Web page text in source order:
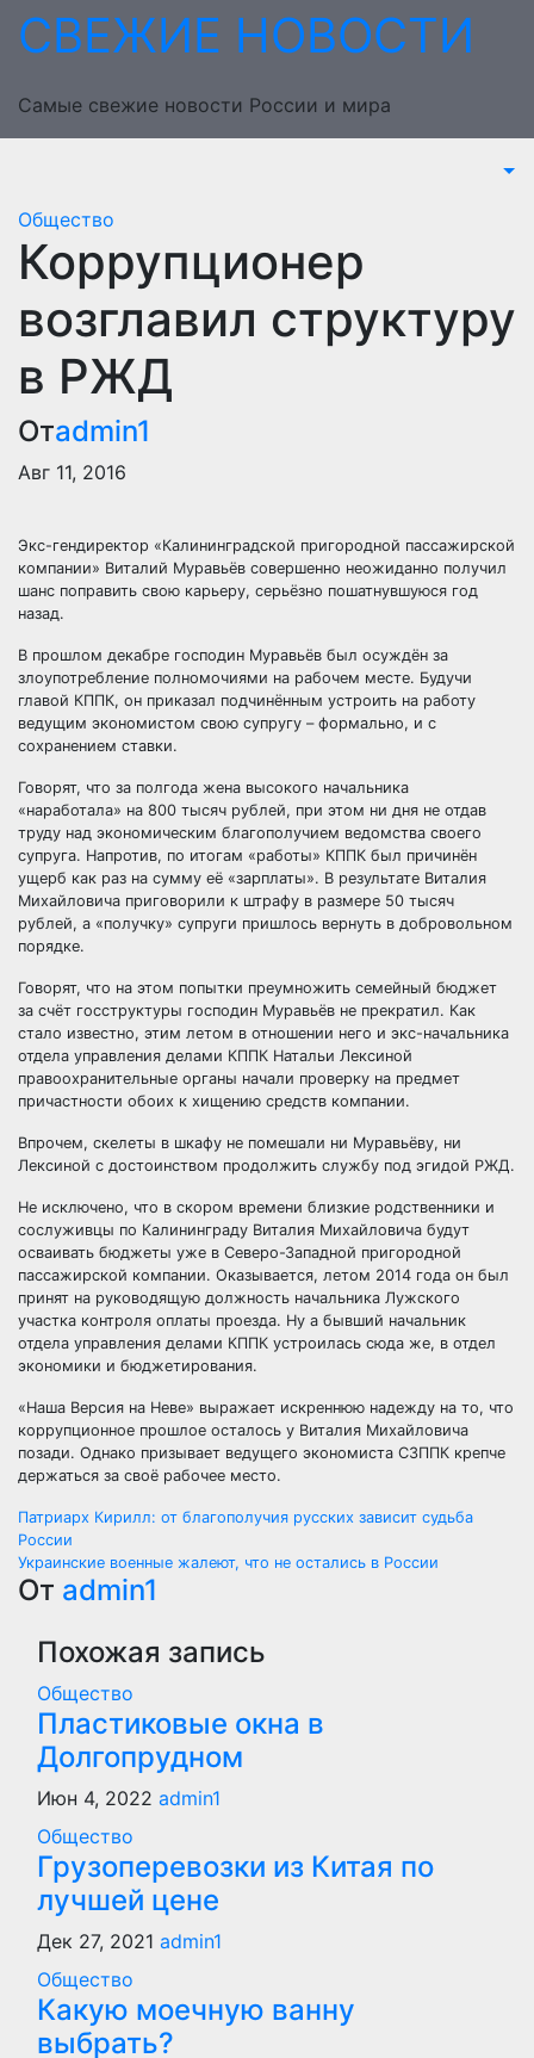
Перейти
СВЕЖИЕ НОВОСТИ
Самые свежие новости России и мира
Общество
Коррупционер
возглавил структуру
в РЖД
Отadmin1
Авг 11, 2016
Экс-гендиректор «Калининградской пригородной пассажирской
компании» Виталий Муравьёв совершенно неожиданно получил
шанс поправить свою карьеру, серьёзно пошатнувшуюся год
назад.
В прошлом декабре господин Муравьёв был осуждён за
злоупотребление полномочиями на рабочем месте. Будучи
главой КППК, он приказал подчинённым устроить на работу
ведущим экономистом свою супругу – формально, и с
сохранением ставки.
Говорят, что за полгода жена высокого начальника
«наработала» на 800 тысяч рублей, при этом ни дня не отдав
труду над экономическим благополучием ведомства своего
супруга. Напротив, по итогам «работы» КППК был причинён
ущерб как раз на сумму её «зарплаты». В результате Виталия
Михайловича приговорили к штрафу в размере 50 тысяч
рублей, а «получку» супруги пришлось вернуть в добровольном
порядке.
Говорят, что на этом попытки преумножить семейный бюджет
за счёт госструктуры господин Муравьёв не прекратил. Как
стало известно, этим летом в отношении него и экс-начальника
отдела управления делами КППК Натальи Лексиной
правоохранительные органы начали проверку на предмет
причастности обоих к хищению средств компании.
Впрочем, скелеты в шкафу не помешали ни Муравьёву, ни
Лексиной с достоинством продолжить службу под эгидой РЖД.
Не исключено, что в скором времени близкие родственники и
сослуживцы по Калининграду Виталия Михайловича будут
осваивать бюджеты уже в Северо-Западной пригородной
пассажирской компании. Оказывается, летом 2014 года он был
принят на руководящую должность начальника Лужского
участка контроля оплаты проезда. Ну а бывший начальник
отдела управления делами КППК устроилась сюда же, в отдел
экономики и бюджетирования.
«Наша Версия на Неве» выражает искреннюю надежду на то, что
коррупционное прошлое осталось у Виталия Михайловича
позади. Однако призывает ведущего экономиста СЗППК крепче
держаться за своё рабочее место.
Навигация
по
записям
Патриарх Кирилл: от благополучия русских зависит судьба
России
Украинские военные жалеют, что не остались в России
От admin1
Похожая запись
Общество
Пластиковые окна в
Долгопрудном
Июн 4, 2022 admin1
Общество
Грузоперевозки из Китая по
лучшей цене
Дек 27, 2021 admin1
Общество
Какую моечную ванну
выбрать?